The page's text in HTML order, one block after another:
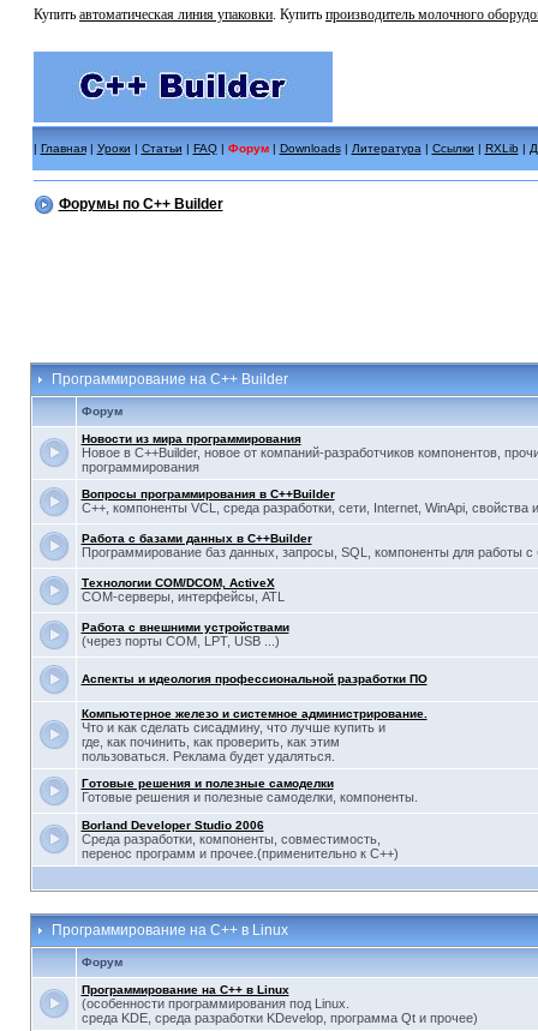
Купить автоматическая линия упаковки. Купить производитель молочного
| Главная| Уроки | Статьи | FAQ| Форум | Downloads| Литература | Ссылки | RXLib |
Форумы по C++ Builder
Программирование на C++ Builder
Форум
Новости из мира программирования
Новое в C++Builder, новое от компаний-разработчиков компонентов,
программирования
Вопросы программирования в C++Builder
С++, компоненты VCL, среда разработки, сети, Internet, WinApi, свойства
Работа с базами данных в C++Builder
Программирование баз данных, запросы, SQL, компоненты для работы с
Технологии COM/DCOM, ActiveX
COM-серверы, интерфейсы, ATL
Работа с внешними устройствами
(через порты COM, LPT, USB ...)
Аспекты и идеология профессиональной разработки ПО
Компьютерное железо и системное администрирование.
Что и как сделать сисадмину, что лучше купить и
где, как починить, как проверить, как этим
пользоваться. Реклама будет удаляться.
Готовые решения и полезные самоделки
Готовые решения и полезные самоделки, компоненты.
Borland Developer Studio 2006
Среда разработки, компоненты, совместимость,
перенос программ и прочее.(применительно к С++)
Программирование на С++ в Linux
Форум
Программирование на С++ в Linux
(особенности программирования под Linux.
среда KDE, среда разработки KDevelop, программа Qt и прочее)